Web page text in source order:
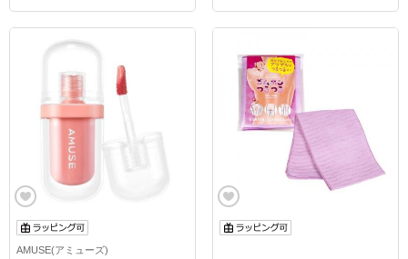
AMUSE(アミューズ)